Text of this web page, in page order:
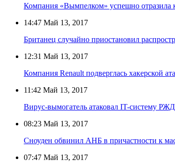
Компания «Вымпелком» успешно отразила
14:47 Май 13, 2017
Британец случайно приостановил
12:31 Май 13, 2017
Компания Renault подверглась хакерской
11:42 Май 13, 2017
Вирус-вымогатель атаковал IT-систему РЖД
08:23 Май 13, 2017
Сноуден обвинил АНБ в причастности к
07:47 Май 13, 2017